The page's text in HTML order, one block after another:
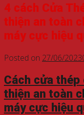
4 cách Cửa
thiện an toàn
máy cực hiệu
Posted on 27/06/2023
Cách cửa
thiện an toàn
máy cực hiệu